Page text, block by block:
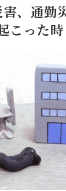
、通勤
こった時